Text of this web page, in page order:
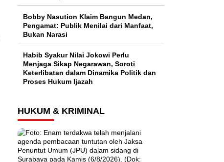
Bobby Nasution Klaim Bangun Medan,
Pengamat: Publik Menilai dari Manfaat,
Bukan Narasi
Habib Syakur Nilai Jokowi Perlu
Menjaga Sikap Negarawan, Soroti
Keterlibatan dalam Dinamika Politik dan
Proses Hukum Ijazah
HUKUM & KRIMINAL